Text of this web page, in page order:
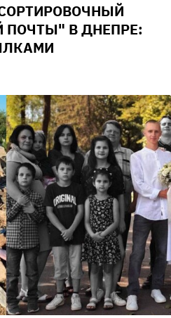
ПОЧТЫ" В ДНЕПРЕ: